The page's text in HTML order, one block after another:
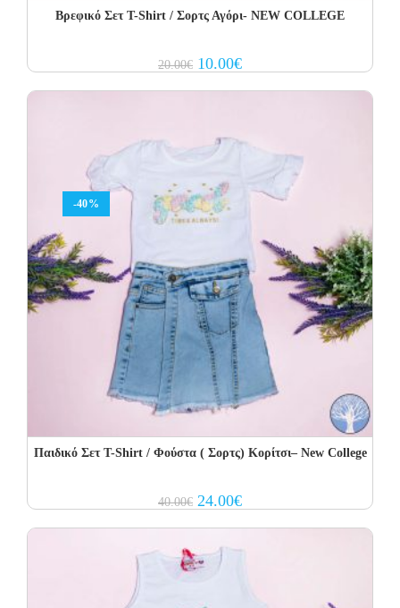
Βρεφικό Σετ Τ-Shirt / Σορτς Αγόρι- NEW COLLEGE
20.00€ Original
price
10.00€Current
price
-40%
Παιδικό Σετ Τ-Shirt / Φούστα ( Σορτς) Κορίτσι– New College
40.00€ Original
price
24.00€Current
price